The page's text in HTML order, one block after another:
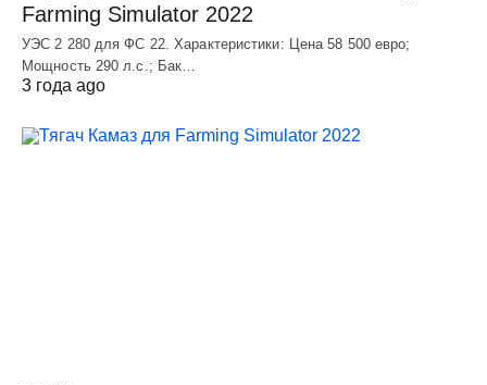
Farming Simulator 2022
УЭC 2 280 для ФС 22. Характеристики: Цена 58 500 евро;
Мощность 290 л.с.; Бак…
3 года ago